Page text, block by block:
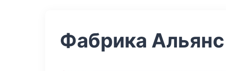
Фабрика